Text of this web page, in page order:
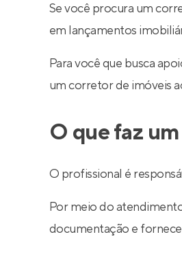
Se você procura um
em lançamentos
Para você que busca
um corretor de imóveis
O que faz
O profissional é
Por meio do
documentação e